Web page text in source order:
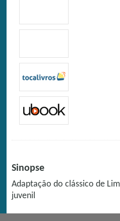
Sinopse
Adaptação do clássico de
juvenil